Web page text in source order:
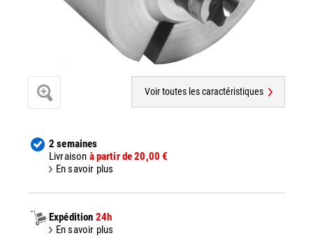
Voir toutes les caractéristiques
2 semaines
Livraison à partir de 20,00 €
En savoir plus
Expédition 24h
En savoir plus